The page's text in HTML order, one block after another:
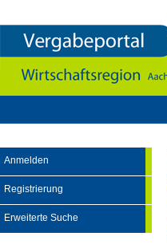
Aachen
Dï¿½ren
Heinsberg
Anmelden
Registrierung
Erweiterte Suche